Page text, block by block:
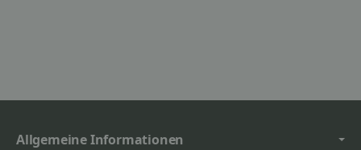
Allgemeine Informationen